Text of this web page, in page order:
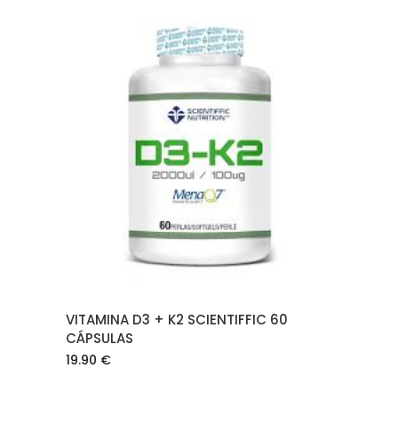
AÑADIR AL CARRITO
VITAMINA D3 + K2 SCIENTIFFIC 60
CÁPSULAS
19.90 €